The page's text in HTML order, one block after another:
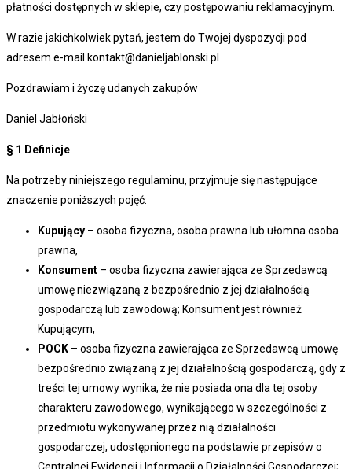
płatności dostępnych w sklepie, czy postępowaniu reklamacyjnym.
W razie jakichkolwiek pytań, jestem do Twojej dyspozycji pod
adresem e-mail kontakt@danieljablonski.pl
Pozdrawiam i życzę udanych zakupów
Daniel Jabłoński
§ 1 Definicje
Na potrzeby niniejszego regulaminu, przyjmuje się następujące
znaczenie poniższych pojęć:
Kupujący – osoba fizyczna, osoba prawna lub ułomna osoba
prawna,
Konsument – osoba fizyczna zawierająca ze Sprzedawcą
umowę niezwiązaną z bezpośrednio z jej działalnością
gospodarczą lub zawodową; Konsument jest również
Kupującym,
POCK – osoba fizyczna zawierająca ze Sprzedawcą umowę
bezpośrednio związaną z jej działalnością gospodarczą, gdy z
treści tej umowy wynika, że nie posiada ona dla tej osoby
charakteru zawodowego, wynikającego w szczególności z
przedmiotu wykonywanej przez nią działalności
gospodarczej, udostępnionego na podstawie przepisów o